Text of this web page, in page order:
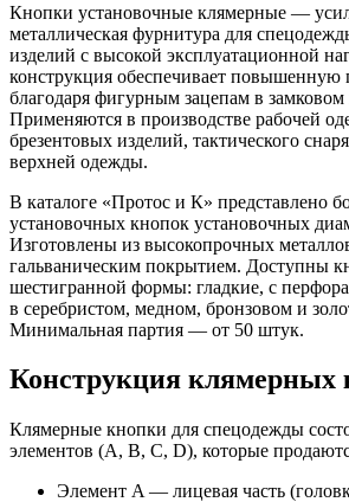
Кнопки установочные клямерные —
металлическая фурнитура для
изделий с высокой эксплуатационной
конструкция обеспечивает повышенную
благодаря фигурным зацепам в замковом
Применяются в производстве рабочей
брезентовых изделий, тактического
верхней одежды.
В каталоге «Протос и К» представлено
установочных кнопок установочных
Изготовлены из высокопрочных
гальваническим покрытием. Доступны
шестигранной формы: гладкие, с
в серебристом, медном, бронзовом и
Минимальная партия — от 50 штук.
Конструкция клямерных
Клямерные кнопки для спецодежды
элементов (A, B, C, D), которые
Элемент A — лицевая часть